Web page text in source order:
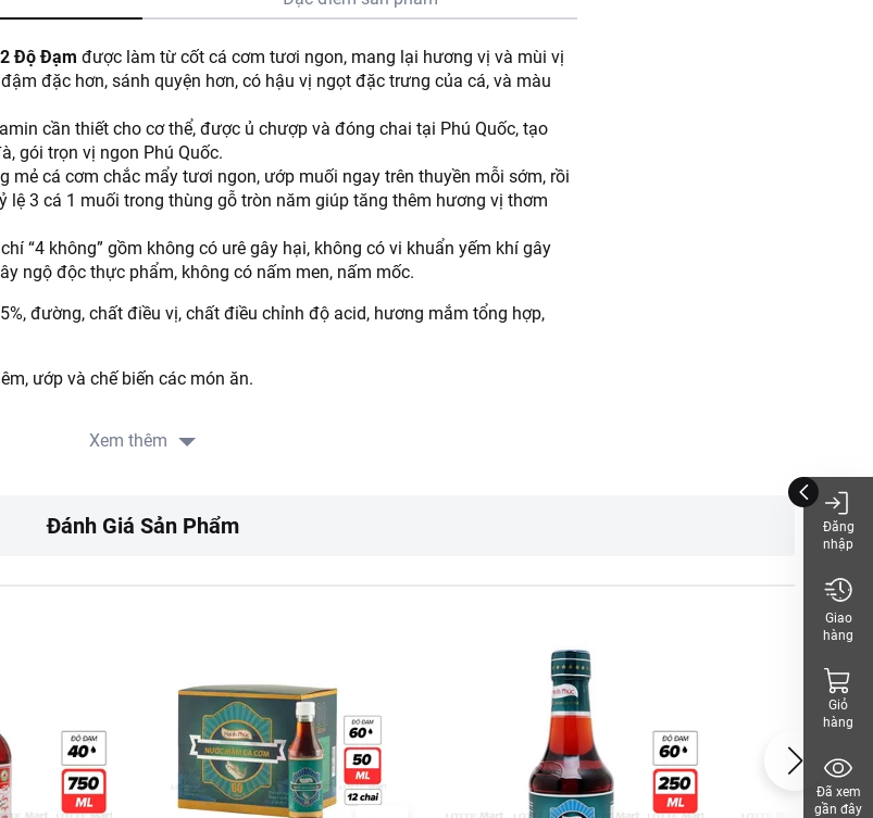
Độ Đạm được làm từ cốt cá cơm tươi ngon, mang lại hương vị và mùi vị
đặc hơn, sánh quyện hơn, có hậu vị ngọt đặc trưng của cá, và màu
cần thiết cho cơ thể, được ủ chượp và đóng chai tại Phú Quốc, tạo
gói trọn vị ngon Phú Quốc.
mẻ cá cơm chắc mẩy tươi ngon, ướp muối ngay trên thuyền mỗi sớm, rồi
lệ 3 cá 1 muối trong thùng gỗ tròn năm giúp tăng thêm hương vị thơm
“4 không” gồm không có urê gây hại, không có vi khuẩn yếm khí gây
ngộ độc thực phẩm, không có nấm men, nấm mốc.
đường, chất điều vị, chất điều chỉnh độ acid, hương mắm tổng hợp,
ướp và chế biến các món ăn.
vi-nsg/faq/39
Xem thêm
Đánh Giá Sản Phẩm
Đăng
nhập
Giao
hàng
Giỏ
hàng
Đã xem
gần đây